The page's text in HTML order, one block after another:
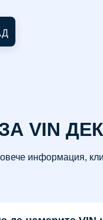
VIN
информация,